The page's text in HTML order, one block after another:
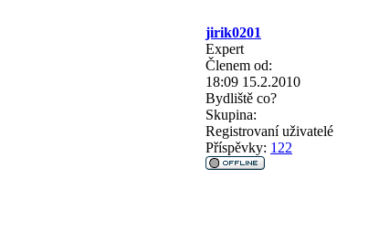
jirik0201
Expert
Členem od:
18:09 15.2.2010
Bydliště co?
Skupina:
Registrovaní uživatelé
Příspěvky: 122